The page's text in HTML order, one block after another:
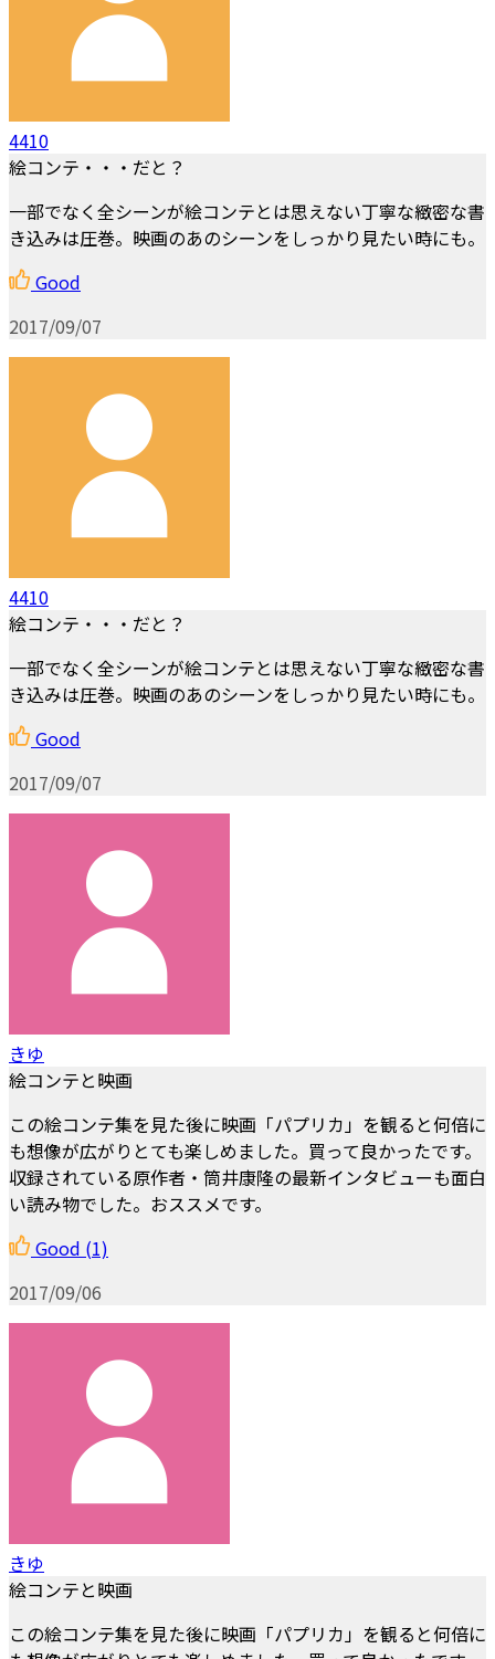
4410
絵コンテ・・・だと？
一部でなく全シーンが絵コンテとは思えない丁寧な緻密な書
き込みは圧巻。映画のあのシーンをしっかり見たい時にも。
Good
2017/09/07
4410
絵コンテ・・・だと？
一部でなく全シーンが絵コンテとは思えない丁寧な緻密な書
き込みは圧巻。映画のあのシーンをしっかり見たい時にも。
Good
2017/09/07
きゆ
絵コンテと映画
この絵コンテ集を見た後に映画「パプリカ」を観ると何倍に
も想像が広がりとても楽しめました。買って良かったです。
収録されている原作者・筒井康隆の最新インタビューも面白
い読み物でした。おススメです。
Good (1)
2017/09/06
きゆ
絵コンテと映画
この絵コンテ集を見た後に映画「パプリカ」を観ると何倍に